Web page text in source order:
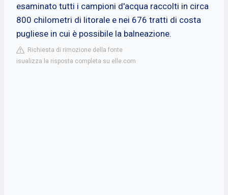
esaminato tutti i campioni d'acqua raccolti in circa
800 chilometri di litorale e nei 676 tratti di costa
pugliese in cui è possibile la balneazione.
Richiesta di rimozione della fonte
isualizza la risposta completa su elle.com